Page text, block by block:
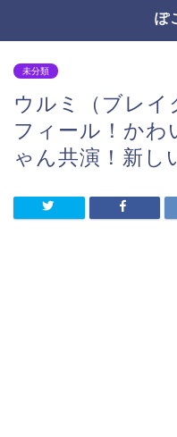
ぽ
未分類
ウルミ（ブレイ
フィール！かわ
ゃん共演！新し